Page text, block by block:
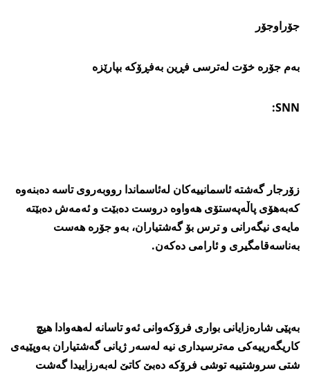
جۆراوجۆر
بەم جۆرە خۆت لەترسی فڕین بەفڕۆکە بپارێزە
SNN:
زۆرجار گەشتە ئاسمانییەکان لەئاسماندا رووبەروی تاسە دەبنەوە
کەبەھۆی پاڵەپەستۆی ھەواوە دروست دەبێت و ئەمەش دەبێتە
مایەی نیگەرانی و ترس بۆ گەشتیاران، بەو جۆرە ھەست
بەناسەقامگیری و ئارامی دەکەن.
بەپێی شارەزایانی بواری فرۆکەوانی ئەو تاسانە لەھەوادا ھیچ
کاریگەرییەکی مەترسیداری نیە لەسەر ژیانی گەشتیاران بەوپێیەی
شتی سروشتییە توشی فرۆکە دەبێ کاتێ لەبەرزاییدا گەشت